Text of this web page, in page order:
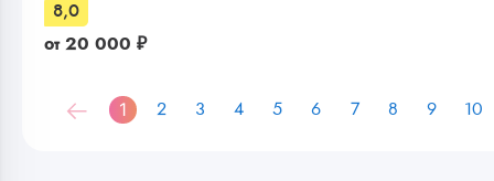
8,0
от 20 000 ₽
1 2 3 4 5 6 7 8 9 10